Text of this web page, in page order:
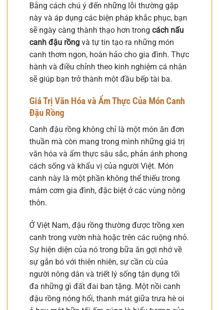
Bằng cách chú ý đến những lỗi thường gặp
này và áp dụng các biện pháp khắc phục, bạn
sẽ ngày càng thành thạo hơn trong cách nấu
canh đậu rồng và tự tin tạo ra những món
canh thơm ngon, hoàn hảo cho gia đình. Thực
hành và điều chỉnh theo kinh nghiệm cá nhân
sẽ giúp bạn trở thành một đầu bếp tài ba.
Giá Trị Văn Hóa và Ẩm Thực Của Món Canh
Đậu Rồng
Canh đậu rồng không chỉ là một món ăn đơn
thuần mà còn mang trong mình những giá trị
văn hóa và ẩm thực sâu sắc, phản ánh phong
cách sống và khẩu vị của người Việt. Món
canh này là một phần không thể thiếu trong
mâm cơm gia đình, đặc biệt ở các vùng nông
thôn.
Ở Việt Nam, đậu rồng thường được trồng xen
canh trong vườn nhà hoặc trên các ruộng nhỏ.
Sự hiện diện của nó trong bữa ăn gợi nhớ về
sự gắn bó với thiên nhiên, sự cần cù của
người nông dân và triết lý sống tận dụng tối
đa những gì đất đai ban tặng. Một nồi canh
đậu rồng nóng hổi, thanh mát giữa trưa hè oi